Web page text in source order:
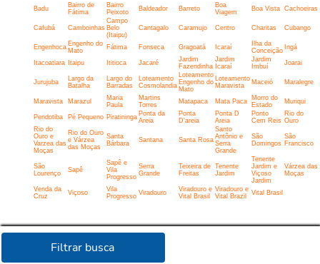
Filtrar busca
Badu
Bairro de
Fátima
Bairro
Peixoto
Baldeador Barreto
Boa
Viagem
Boa Vista Cachoeiras
Cafubá Camboinhas
Campo
Belo
(Itaipu)
Cantagalo Caramujo Centro Charitas Cubango
Engenhoca Engenho do
Mato
Fátima Fonseca Gragoatá Icaraí
Ilha da
Conceição Ingá
Itacoatiara Itaipu Ititioca Jacaré
Jardim
Fazendinha
Jardim
Icaraí
Jardim
Imbuí
Joarai
Jurujuba
Largo da
Batalha
Largo do
Barradas
Loteamento
Cosmolandia
Loteamento
Engenho do
Mato
Loteamento
Maravista
Maceió Maralegre
Maravista Marazul
Maria
Paula
Martins
Torres
Matapaca Mata Paca
Morro do
Estado
Muriqui
Pendotiba Pé Pequeno Piratininga Ponta da
Areia
Ponta
D'areia
Ponta D
Areia
Ponto
Cem Reis
Rio do
Ouro
Rio do
Ouro e
Varzea das
Moças
Rio do Ouro
e Várzea
das Moças
Santa
Bárbara
Santana Santa Rosa
Santo
Antônio e
Serra
Grande
São
Domingos
São
Francisco
São
Lourenço
Sapê
Sapê e
Vila
Progresso
Serra
Grande
Teixeira de
Freitas
Tenente
Jardim
Tenente
Jardim e
Viçoso
Jardim
Várzea das
Moças
Venda da
Cruz
Viçoso
Vila
Progresso Viradouro
Viradouro e
Vital Brasil
Viradouro e
Vital Brazil
Vital Brasil